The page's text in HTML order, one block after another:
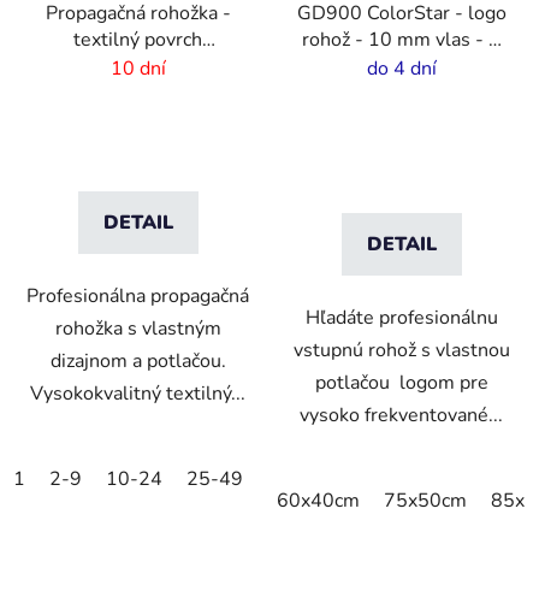
Propagačná rohožka -
textilný povrch
-85x300 cm
10 dní
DETAIL
Profesionálna propagačná
rohožka s vlastným
dizajnom a potlačou.
Vysokokvalitný textilný...
1 2-9 10-24 25-49
GD900 ColorStar - logo
rohož - 10 mm vlas - 2
cm gumový okraj
do 4 dní
DETAIL
Hľadáte profesionálnu
vstupnú rohož s vlastnou
potlačou logom pre
vysoko frekventované...
60x40cm 75x50cm